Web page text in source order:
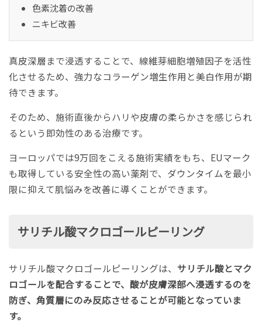
色素沈着の改善
ニキビ改善
真皮深層まで浸透することで、線維芽細胞増殖因子を活性
化させるため、強力なコラーゲン増生作用と美白作用が期
待できます。
そのため、施術直後からハリや皮膚の柔らかさを感じられ
るという即効性のある治療です。
ヨーロッパでは9万回をこえる施術実績をもち、EUマーク
も取得している安全性の高い薬剤で、ダウンタイムを最小
限に抑えて肌悩みを改善に導くことができます。
サリチル酸マクロゴールピーリング
サリチル酸マクロゴールピーリングは、 サリチル酸とマク
ロゴールを配合することで、酸が皮膚深部へ浸透するのを
防ぎ、角質層にのみ反応させることが可能となっていま
す。